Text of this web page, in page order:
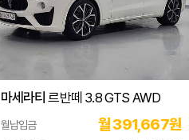
쯔더우
캐딜락
크라이슬러
테슬라
토요타
마세라티 르반떼 3.8 GTS AWD
월납입금 월 391,667원